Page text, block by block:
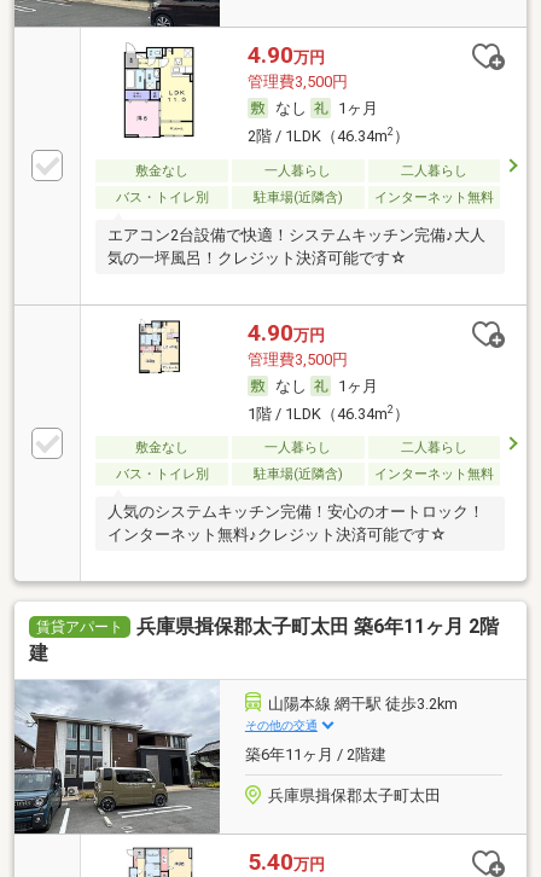
4.90万円
管理費3,500円
なし
1ヶ月
2階 / 1LDK（46.34m2）
敷金なし 一人暮らし
二人暮らし
バス・トイレ別
駐車場(近隣含) インターネット無料
エアコン2台設備で快適！システムキッチン完備♪大人
気の一坪風呂！クレジット決済可能です☆
4.90万円
管理費3,500円
なし
1ヶ月
1階 / 1LDK（46.34m2）
敷金なし 一人暮らし
二人暮らし
バス・トイレ別
駐車場(近隣含) インターネット無料
人気のシステムキッチン完備！安心のオートロック！
インターネット無料♪クレジット決済可能です☆
賃貸アパート
兵庫県揖保郡太子町太田 築6年11ヶ月 2階
建
山陽本線 網干駅 徒歩3.2km
その他の交通
築6年11ヶ月 / 2階建
兵庫県揖保郡太子町太田
5.40万円